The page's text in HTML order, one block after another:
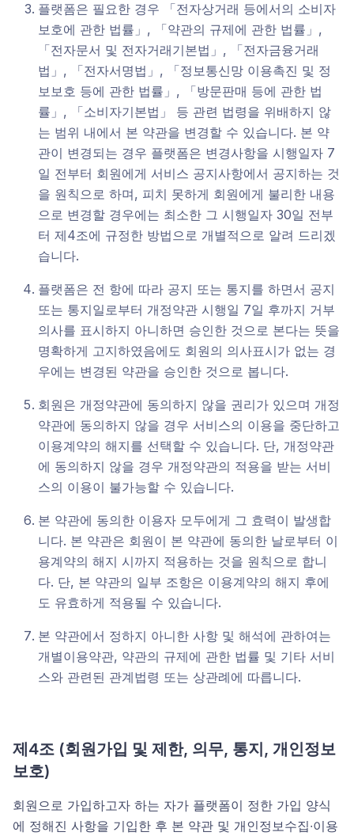
플랫폼은 필요한 경우 「전자상거래 등에서의 소비자
보호에 관한 법률」, 「약관의 규제에 관한 법률」,
「전자문서 및 전자거래기본법」, 「전자금융거래
법」, 「전자서명법」, 「정보통신망 이용촉진 및 정
보보호 등에 관한 법률」, 「방문판매 등에 관한 법
률」, 「소비자기본법」 등 관련 법령을 위배하지 않
는 범위 내에서 본 약관을 변경할 수 있습니다. 본 약
관이 변경되는 경우 플랫폼은 변경사항을 시행일자 7
일 전부터 회원에게 서비스 공지사항에서 공지하는 것
을 원칙으로 하며, 피치 못하게 회원에게 불리한 내용
으로 변경할 경우에는 최소한 그 시행일자 30일 전부
터 제4조에 규정한 방법으로 개별적으로 알려 드리겠
습니다.
플랫폼은 전 항에 따라 공지 또는 통지를 하면서 공지
또는 통지일로부터 개정약관 시행일 7일 후까지 거부
의사를 표시하지 아니하면 승인한 것으로 본다는 뜻을
명확하게 고지하였음에도 회원의 의사표시가 없는 경
우에는 변경된 약관을 승인한 것으로 봅니다.
회원은 개정약관에 동의하지 않을 권리가 있으며 개정
약관에 동의하지 않을 경우 서비스의 이용을 중단하고
이용계약의 해지를 선택할 수 있습니다. 단, 개정약관
에 동의하지 않을 경우 개정약관의 적용을 받는 서비
스의 이용이 불가능할 수 있습니다.
본 약관에 동의한 이용자 모두에게 그 효력이 발생합
니다. 본 약관은 회원이 본 약관에 동의한 날로부터 이
용계약의 해지 시까지 적용하는 것을 원칙으로 합니
다. 단, 본 약관의 일부 조항은 이용계약의 해지 후에
도 유효하게 적용될 수 있습니다.
본 약관에서 정하지 아니한 사항 및 해석에 관하여는
개별이용약관, 약관의 규제에 관한 법률 및 기타 서비
스와 관련된 관계법령 또는 상관례에 따릅니다.
제4조 (회원가입 및 제한, 의무, 통지, 개인정보
보호)
회원으로 가입하고자 하는 자가 플랫폼이 정한 가입 양식
에 정해진 사항을 기입한 후 본 약관 및 개인정보수집∙이용